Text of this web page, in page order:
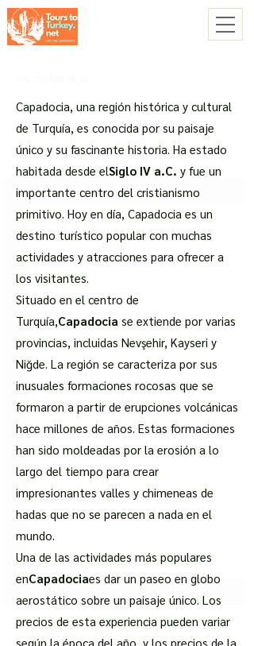
Capadocia, una región histórica y cultural
de Turquía, es conocida por su paisaje
único y su fascinante historia. Ha estado
habitada desde elSiglo IV a.C. y fue un
importante centro del cristianismo
primitivo. Hoy en día, Capadocia es un
destino turístico popular con muchas
actividades y atracciones para ofrecer a
los visitantes.
Situado en el centro de
Turquía,Capadocia se extiende por varias
provincias, incluidas Nevşehir, Kayseri y
Niğde. La región se caracteriza por sus
inusuales formaciones rocosas que se
formaron a partir de erupciones volcánicas
hace millones de años. Estas formaciones
han sido moldeadas por la erosión a lo
largo del tiempo para crear
impresionantes valles y chimeneas de
hadas que no se parecen a nada en el
mundo.
Una de las actividades más populares
enCapadociaes dar un paseo en globo
aerostático sobre un paisaje único. Los
precios de esta experiencia pueden variar
según la época del año, y los precios de la